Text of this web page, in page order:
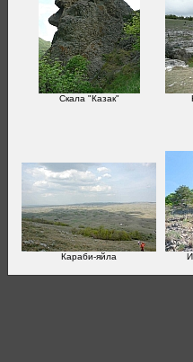
Скала "Казак"
Караби-яйла